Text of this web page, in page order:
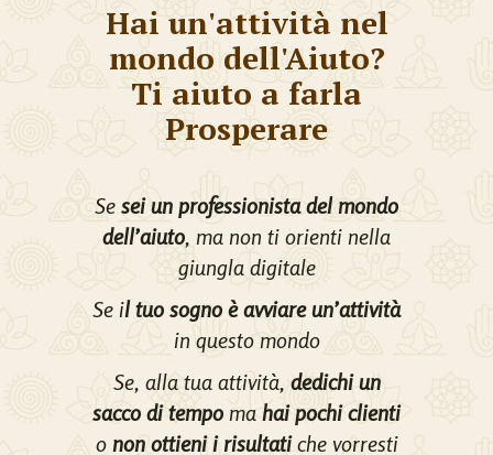
Hai un'attività nel
mondo dell'Aiuto?
Ti aiuto a farla
Prosperare
Se sei un professionista del mondo
dell’aiuto, ma non ti orienti nella
giungla digitale
Se il tuo sogno è avviare un’attività
in questo mondo
Se, alla tua attività, dedichi un
sacco di tempo mahai pochi clienti
o non ottieni i risultatiche vorresti